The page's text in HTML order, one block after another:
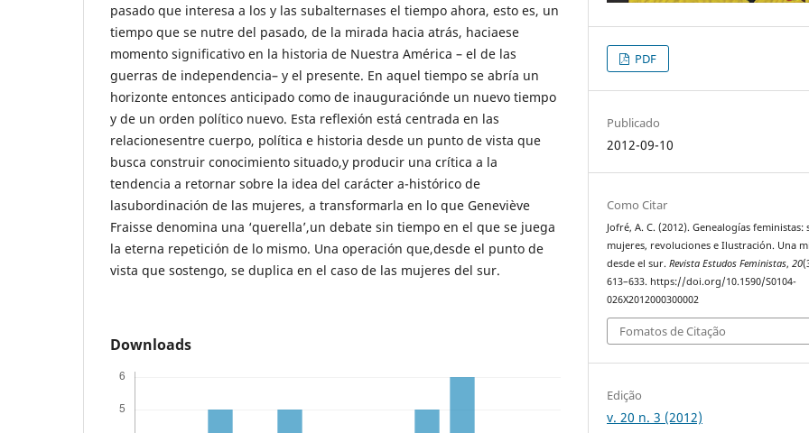
pasado que interesa a los y las subalternases el tiempo ahora, esto es, un
tiempo que se nutre del pasado, de la mirada hacia atrás, haciaese
momento significativo en la historia de Nuestra América – el de las
guerras de independencia– y el presente. En aquel tiempo se abría un
horizonte entonces anticipado como de inauguraciónde un nuevo tiempo
y de un orden político nuevo. Esta reflexión está centrada en las
relacionesentre cuerpo, política e historia desde un punto de vista que
busca construir conocimiento situado,y producir una crítica a la
tendencia a retornar sobre la idea del carácter a-histórico de
lasubordinación de las mujeres, a transformarla en lo que Geneviève
Fraisse denomina una ‘querella’,un debate sin tiempo en el que se juega
la eterna repetición de lo mismo. Una operación que,desde el punto de
vista que sostengo, se duplica en el caso de las mujeres del sur.
Downloads
PDF
Publicado
2012-09-10
Como Citar
Jofré, A. C. (2012). Genealogías feministas:
mujeres, revoluciones e Ilustración. Una
desde el sur.Revista Estudos Feministas,20
613–633. https://doi.org/10.1590/S0104-
026X2012000300002
Fomatos de Citação
Edição
v. 20 n. 3 (2012)